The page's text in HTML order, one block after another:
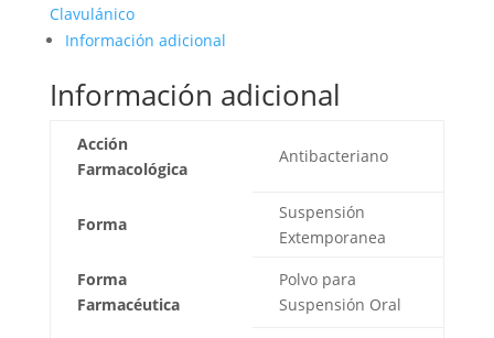
Clavulánico
Información adicional
Información adicional
Acción
Farmacológica
Antibacteriano
Forma
Suspensión
Extemporanea
Forma
Farmacéutica
Polvo para
Suspensión Oral